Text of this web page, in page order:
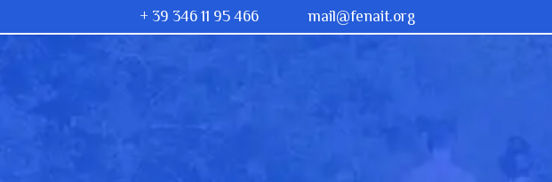
+ 39 346 11 95 466 mail@fenait.org